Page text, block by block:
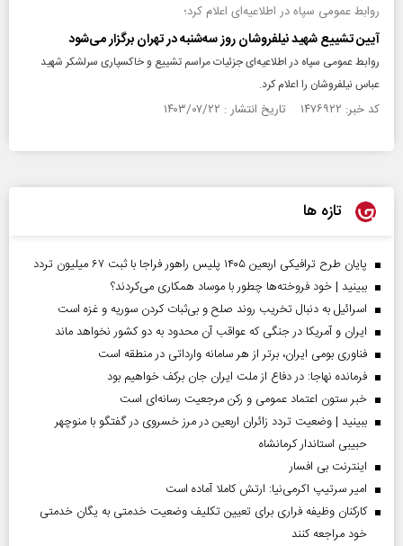
روابط عمومی سپاه در اطلاعیه‌ای اعلام کرد؛
آیین تشییع شهید نیلفروشان روز سه‌شنبه در تهران برگزار می‌شود
روابط عمومی سپاه در اطلاعیه‌ای جزئیات مراسم تشییع و خاکسپاری سرلشکر شهید
عباس نیلفروشان را اعلام کرد.
کد خبر: ۱۴۷۶۹۲۲ تاریخ انتشار : ۱۴۰۳/۰۷/۲۲
تازه ها
پایان طرح ترافیکی اربعین ۱۴۰۵ پلیس راهور فراجا با ثبت ۶۷ میلیون تردد
ببینید | خود فروخته‌ها چطور با موساد همکاری می‌کردند؟
اسرائیل به دنبال تخریب روند صلح و بی‌ثبات کردن سوریه و غزه است
ایران و آمریکا در جنگی که عواقب آن محدود به دو کشور نخواهد ماند
فناوری بومی ایران، برتر از هر سامانه وارداتی در منطقه است
فرمانده نهاجا: در دفاع از ملت ایران جان برکف خواهیم بود
خبر ستون اعتماد عمومی و رکن مرجعیت رسانه‌ای است
ببینید | وضعیت تردد زائران اربعین در مرز خسروی در گفتگو با منوچهر
حبیبی استاندار کرمانشاه
اینترنت بی افسار
امیر سرتیپ اکرمی‌نیا: ارتش کاملا آماده است
کارکنان وظیفه فراری برای تعیین تکلیف وضعیت خدمتی به یگان خدمتی
خود مراجعه کنند